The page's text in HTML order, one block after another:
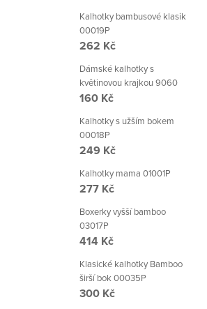
Kalhotky bambusové klasik
00019P
262 Kč
Dámské kalhotky s
květinovou krajkou 9060
160 Kč
Kalhotky s užším bokem
00018P
249 Kč
Kalhotky mama 01001P
277 Kč
Boxerky vyšší bamboo
03017P
414 Kč
Klasické kalhotky Bamboo
širší bok 00035P
300 Kč